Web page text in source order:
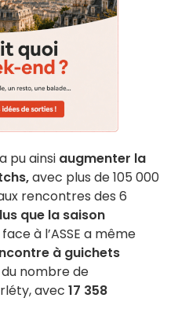
pu ainsi augmenter la
avec plus de105 000
rencontres des 6
que la saison
à l’ASSE a même
à guichets
nombre de
avec 17 358